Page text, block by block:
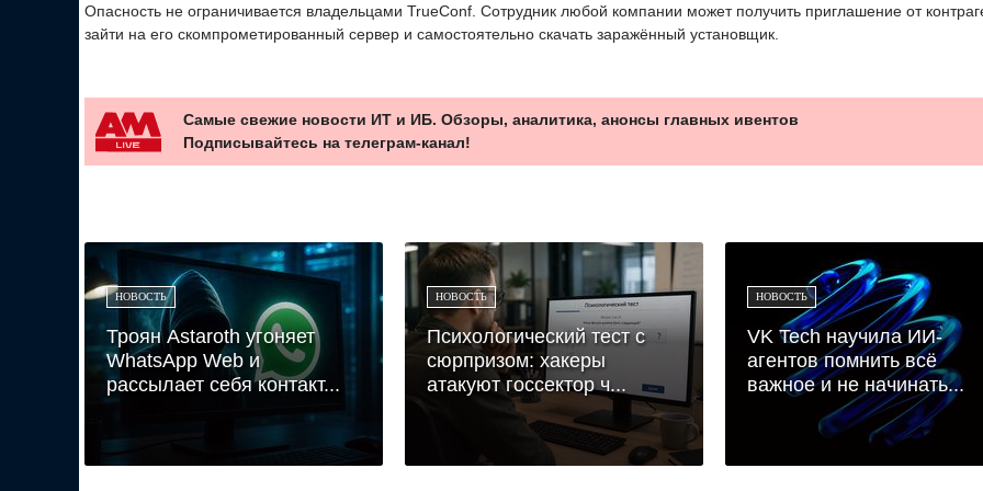
Опасность не ограничивается владельцами TrueConf. Сотрудник любой компании может получить приглашение от
зайти на его скомпрометированный сервер и самостоятельно скачать заражённый установщик.
Самые свежие новости ИТ и ИБ. Обзоры, аналитика, анонсы главных ивентов
Подписывайтесь на телеграм-канал!
НОВОСТЬ
Троян Astaroth угоняет
WhatsApp Web и
рассылает себя контакт...
НОВОСТЬ
Психологический тест с
сюрпризом: хакеры
атакуют госсектор ч...
НОВОСТЬ
VK Tech научила ИИ-
агентов помнить всё
важное и не начинать...